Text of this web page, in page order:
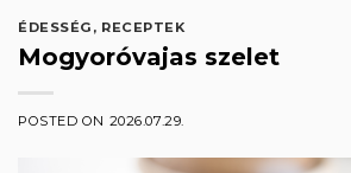
ÉDESSÉG , RECEPTEK
Mogyoróvajas szelet
POSTED ON 2026.07.29.